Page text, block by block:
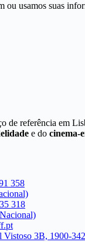
ou usamos suas
de referência em
e do cinema-
358
318
Vistoso 3B, 1900-